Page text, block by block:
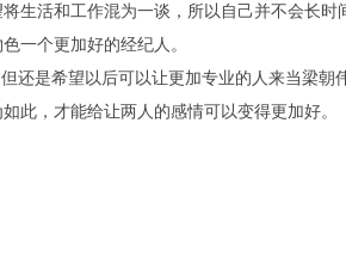
生活和工作混为一谈，所以自己并不会长
一个更加好的经纪人。
是希望以后可以让更加专业的人来当梁
此，才能给让两人的感情可以变得更加好。